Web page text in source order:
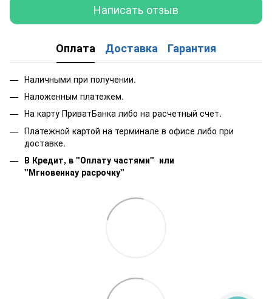
Написать отзыв
Оплата Доставка Гарантия
Наличными при получении.
Наложенным платежем.
На карту ПриватБанка либо на расчетный счет.
Платежной картой на терминале в офисе либо при
доставке.
В Кредит, в "Оплату частями" или
"Мгновеннау расрочку"